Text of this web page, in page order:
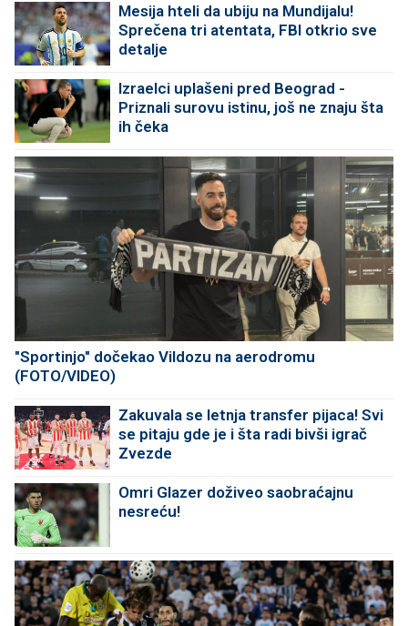
Mesija hteli da ubiju na Mundijalu!
Sprečena tri atentata, FBI otkrio sve
detalje
Izraelci uplašeni pred Beograd -
Priznali surovu istinu, još ne znaju šta
ih čeka
"Sportinjo" dočekao Vildozu na aerodromu
(FOTO/VIDEO)
Zakuvala se letnja transfer pijaca! Svi
se pitaju gde je i šta radi bivši igrač
Zvezde
Omri Glazer doživeo saobraćajnu
nesreću!